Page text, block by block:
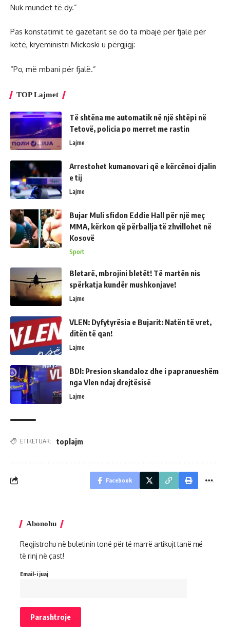
Nuk mundet të dy.”
Pas konstatimit të gazetarit se do ta mbajë për fjalë për
këtë, kryeministri Mickoski u përgjigj:
“Po, më mbani për fjalë.”
TOP Lajmet
Të shtëna me automatik në një shtëpi në
Tetovë, policia po merret me rastin
Lajme
Arrestohet kumanovari që e kërcënoi djalin
e tij
Lajme
Bujar Muli sfidon Eddie Hall për një meç
MMA, kërkon që përballja të zhvillohet në
Kosovë
Sport
Bletarë, mbrojini bletët! Të martën nis
spërkatja kundër mushkonjave!
Lajme
VLEN: Dyfytyrësia e Bujarit: Natën të vret,
ditën të qan!
Lajme
BDI: Presion skandaloz dhe i papranueshëm
nga Vlen ndaj drejtësisë
Lajme
ETIKETUAR: toplajm
Facebook
Abonohu
Regjistrohu në buletinin tonë për të marrë artikujt tanë më
të rinj në çast!
Email-i juaj